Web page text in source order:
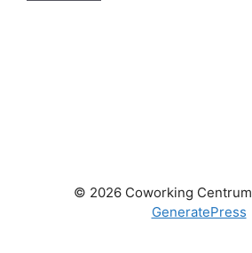
© 2026 Coworking Centrum
GeneratePress